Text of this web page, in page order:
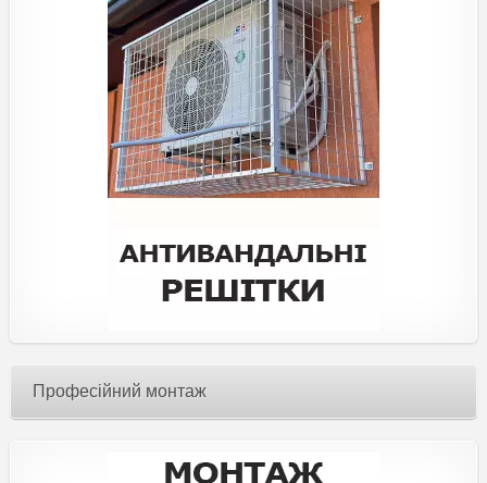
Професійний монтаж